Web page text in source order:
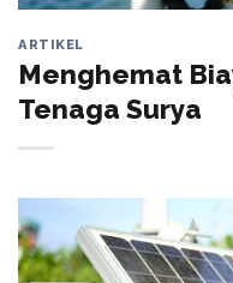
ARTIKEL
Menghemat
Tenaga Surya